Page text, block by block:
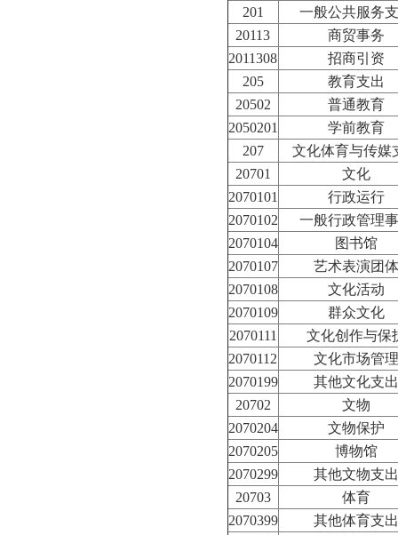
201
一般公共服务
20113
商贸事务
2011308
招商引资
205
教育支出
20502
普通教育
2050201
学前教育
207
文化体育与传媒
20701
文化
2070101
行政运行
2070102
一般行政管理
2070104
图书馆
2070107
艺术表演团体
2070108
文化活动
2070109
群众文化
2070111
文化创作与保
2070112
文化市场管理
2070199
其他文化支出
20702
文物
2070204
文物保护
2070205
博物馆
2070299
其他文物支出
20703
体育
2070399
其他体育支出